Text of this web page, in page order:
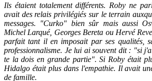
Ils étaient totalement différents. Roby ne
avait des relais privilégiés sur le terrain
messages. "Curko" bien sûr mais aussi
Michel Larqué, Georges Bereta ou Hervé
parfait tant il en imposait par ses qualités,
professionnalisme. Je lui ai souvent dit : "si
te la dois en grande partie". Si Roby était
Hidalgo était plus dans l'empathie. Il avait
de famille.